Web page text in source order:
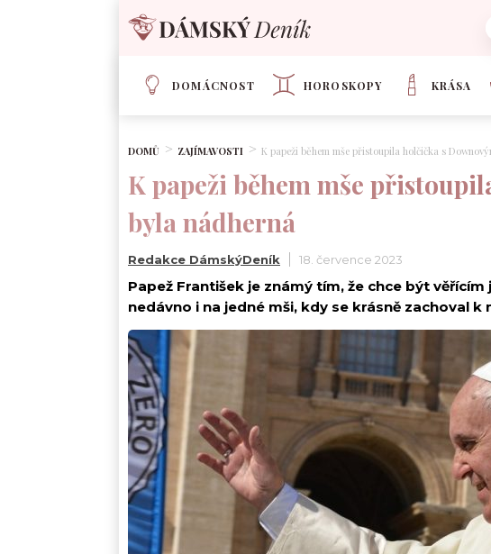
DOMÁCNOST HOROSKOPY KRÁSA
DOMŮ ZAJÍMAVOSTI K papeži během mše přistoupila holčička s
K papeži během mše
byla nádherná
Redakce DámskýDeník 18. července 2023
Papež František je známý tím, že chce být
nedávno i na jedné mši, kdy se krásně zachoval k